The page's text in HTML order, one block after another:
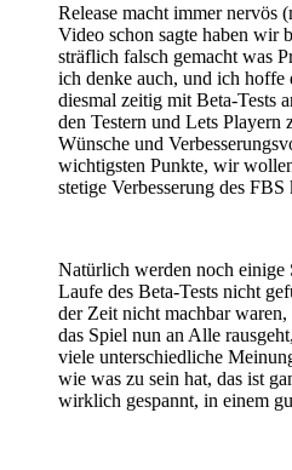
Release macht immer nervös
Video schon sagte haben wir
sträflich falsch gemacht was
ich denke auch, und ich hoffe
diesmal zeitig mit Beta-Tests
den Testern und Lets Playern
Wünsche und
wichtigsten Punkte, wir
stetige Verbesserung des FBS
Natürlich werden noch einige
Laufe des Beta-Tests nicht
der Zeit nicht machbar waren,
das Spiel nun an Alle
viele unterschiedliche
wie was zu sein hat, das ist
wirklich gespannt, in einem